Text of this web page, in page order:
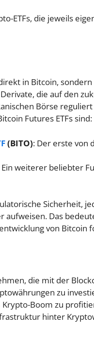
ETFs, die jeweils
in Bitcoin,
die auf den
Börse
Futures ETFs sind:
(BITO): Der erste von
Ein weiterer beliebter
Sicherheit,
aufweisen. Das
von Bitcoin
die mit der
zu
Boom zu
hinter